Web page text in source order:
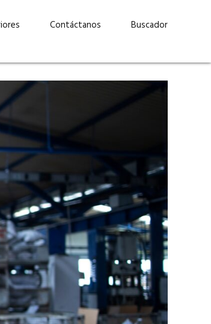
y
Lucas Martínez Paz: “En
tecnología, hay que invertir
con inteligencia, no por
moda”
EN PORTADA febrero 2026
Contáctanos Buscador